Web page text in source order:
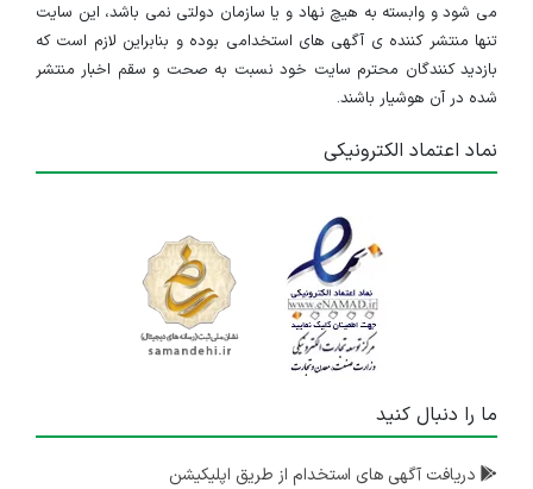
استخدام کمک حسابدار در شرکت بازرگانی
تهران
می شود و وابسته به هیچ نهاد و یا سازمان دولتی نمی باشد، این سایت
تنها منتشر کننده ی آگهی های استخدامی بوده و بنابراین لازم است که
بازدید کنندگان محترم سایت خود نسبت به صحت و سقم اخبار منتشر
شده در آن هوشیار باشند.
نماد اعتماد الکترونیکی
ما را دنبال کنید
دریافت آگهی های استخدام از طریق اپلیکیشن